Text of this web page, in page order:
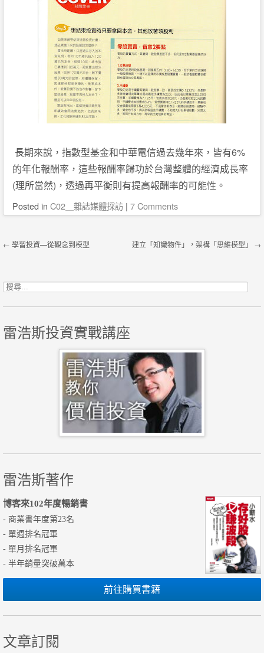
長期來說，指數型基金和中華電信過去幾年來，皆有6%
的年化報酬率，這些報酬率歸功於台灣整體的經濟成長率
(理所當然) ，透過再平衡則有提高報酬率的可能性。
Posted in C02＿雜誌媒體採訪 | 7 Comments
← 學習投資—從觀念到模型 建立「知識物件」，架構「思維模型」 →
搜尋關鍵字:
雷浩斯投資實戰講座
雷浩斯著作
博客來102年度暢銷書
- 商業書年度第23名
- 單週排名冠軍
- 單月排名冠軍
- 半年銷量突破萬本
前往購買書籍
文章訂閱